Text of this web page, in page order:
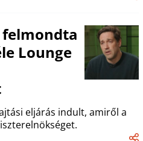
Lounge
eljárás indult, amiről a